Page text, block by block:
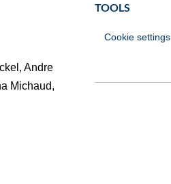
Andre
Michaud,
TOOLS
Cookie settings